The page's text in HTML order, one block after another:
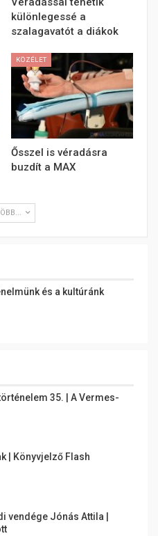
különlegessé a
szalagavatót a diákok
KÖZÉLET
Ősszel is véradásra
buzdít a MAX
és a kultúránk
35. | A Vermes-
| Könyvjelző Flash
vendége Jónás Attila |